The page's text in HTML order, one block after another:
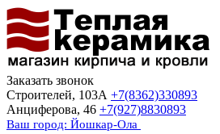
Заказать звонок
Строителей, 103А +7(8362)330893
Анциферова, 46 +7(927)8830893
Ваш город: Йошкар-Ола